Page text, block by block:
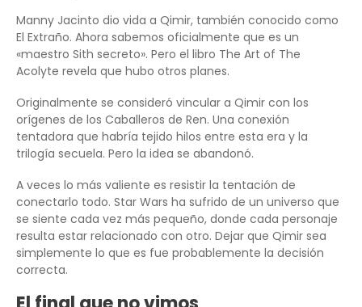
Manny Jacinto dio vida a Qimir, también conocido como
El Extraño. Ahora sabemos oficialmente que es un
«maestro Sith secreto». Pero el libro The Art of The
Acolyte revela que hubo otros planes.
Originalmente se consideró vincular a Qimir con los
orígenes de los Caballeros de Ren. Una conexión
tentadora que habría tejido hilos entre esta era y la
trilogía secuela. Pero la idea se abandonó.
A veces lo más valiente es resistir la tentación de
conectarlo todo. Star Wars ha sufrido de un universo que
se siente cada vez más pequeño, donde cada personaje
resulta estar relacionado con otro. Dejar que Qimir sea
simplemente lo que es fue probablemente la decisión
correcta.